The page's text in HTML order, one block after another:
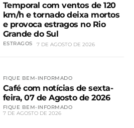
Temporal com ventos de 120
km/h e tornado deixa mortos
e provoca estragos no Rio
Grande do Sul
ESTRAGOS 7 DE AGOSTO DE 2026
FIQUE BEM-INFORMADO
Café com notícias de sexta-
feira, 07 de Agosto de 2026
FIQUE BEM-INFORMADO
7 DE AGOSTO DE 2026